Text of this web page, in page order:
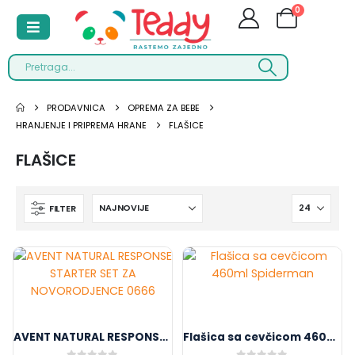
0
PRODAVNICA
OPREMA ZA BEBE
HRANJENJE I PRIPREMA HRANE
FLAŠICE
FLAŠICE
FILTER
AVENT NATURAL RESPONSE STARTER SET ZA NOVORODJENCE 0666 Flašica sa cevčicom 460ml Spiderman